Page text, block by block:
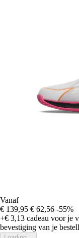
Vanaf
€ 139,95 € 62,56 -55%
+€ 3,13 cadeau voor je
bevestiging van je